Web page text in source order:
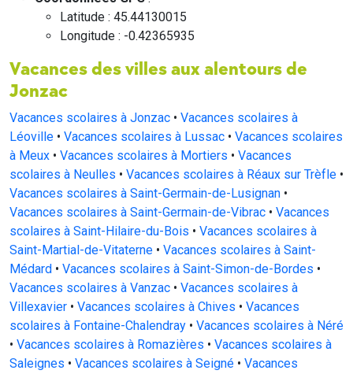
Latitude : 45.44130015
Longitude : -0.42365935
Vacances des villes aux alentours de
Jonzac
Vacances scolaires à Jonzac • Vacances scolaires à
Léoville • Vacances scolaires à Lussac • Vacances scolaires
à Meux • Vacances scolaires à Mortiers • Vacances
scolaires à Neulles • Vacances scolaires à Réaux sur Trèfle •
Vacances scolaires à Saint-Germain-de-Lusignan •
Vacances scolaires à Saint-Germain-de-Vibrac • Vacances
scolaires à Saint-Hilaire-du-Bois • Vacances scolaires à
Saint-Martial-de-Vitaterne • Vacances scolaires à Saint-
Médard • Vacances scolaires à Saint-Simon-de-Bordes •
Vacances scolaires à Vanzac • Vacances scolaires à
Villexavier • Vacances scolaires à Chives • Vacances
scolaires à Fontaine-Chalendray • Vacances scolaires à Néré
• Vacances scolaires à Romazières • Vacances scolaires à
Saleignes • Vacances scolaires à Seigné • Vacances